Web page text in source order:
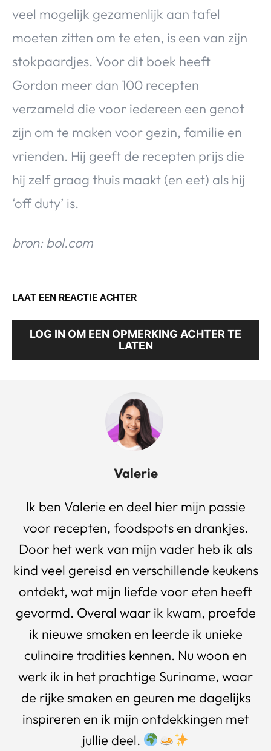
veel mogelijk gezamenlijk aan tafel
moeten zitten om te eten, is een van zijn
stokpaardjes. Voor dit boek heeft
Gordon meer dan 100 recepten
verzameld die voor iedereen een genot
zijn om te maken voor gezin, familie en
vrienden. Hij geeft de recepten prijs die
hij zelf graag thuis maakt (en eet) als hij
‘off duty’ is.
bron: bol.com
LAAT EEN REACTIE ACHTER
LOG IN OM EEN OPMERKING ACHTER TE
LATEN
Valerie
Ik ben Valerie en deel hier mijn passie
voor recepten, foodspots en drankjes.
Door het werk van mijn vader heb ik als
kind veel gereisd en verschillende keukens
ontdekt, wat mijn liefde voor eten heeft
gevormd. Overal waar ik kwam, proefde
ik nieuwe smaken en leerde ik unieke
culinaire tradities kennen. Nu woon en
werk ik in het prachtige Suriname, waar
de rijke smaken en geuren me dagelijks
inspireren en ik mijn ontdekkingen met
jullie deel.